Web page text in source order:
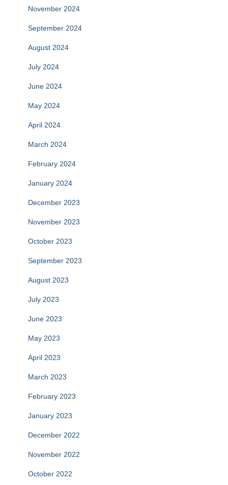
November 2024
September 2024
August 2024
July 2024
June 2024
May 2024
April 2024
March 2024
February 2024
January 2024
December 2023
November 2023
October 2023
September 2023
August 2023
July 2023
June 2023
May 2023
April 2023
March 2023
February 2023
January 2023
December 2022
November 2022
October 2022